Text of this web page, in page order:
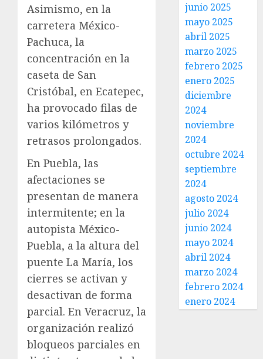
Asimismo, en la
carretera México-
Pachuca, la
concentración en la
caseta de San
Cristóbal, en Ecatepec,
ha provocado filas de
varios kilómetros y
retrasos prolongados.
En Puebla, las
afectaciones se
presentan de manera
intermitente; en la
autopista México-
Puebla, a la altura del
puente La María, los
cierres se activan y
desactivan de forma
parcial. En Veracruz, la
organización realizó
bloqueos parciales en
junio 2025
mayo 2025
abril 2025
marzo 2025
febrero 2025
enero 2025
diciembre
2024
noviembre
2024
octubre 2024
septiembre
2024
agosto 2024
julio 2024
junio 2024
mayo 2024
abril 2024
marzo 2024
febrero 2024
enero 2024